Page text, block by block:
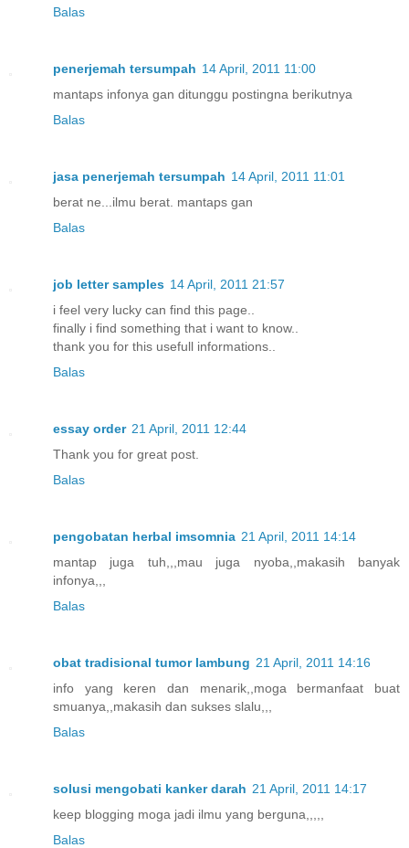
Balas
penerjemah tersumpah 14 April, 2011 11:00
mantaps infonya gan ditunggu postingna berikutnya
Balas
jasa penerjemah tersumpah 14 April, 2011 11:01
berat ne...ilmu berat. mantaps gan
Balas
job letter samples 14 April, 2011 21:57
i feel very lucky can find this page..
finally i find something that i want to know..
thank you for this usefull informations..
Balas
essay order 21 April, 2011 12:44
Thank you for great post.
Balas
pengobatan herbal imsomnia 21 April, 2011 14:14
mantap juga tuh,,,mau juga nyoba,,makasih banyak
infonya,,,
Balas
obat tradisional tumor lambung 21 April, 2011 14:16
info yang keren dan menarik,,moga bermanfaat buat
smuanya,,makasih dan sukses slalu,,,
Balas
solusi mengobati kanker darah 21 April, 2011 14:17
keep blogging moga jadi ilmu yang berguna,,,,,
Balas